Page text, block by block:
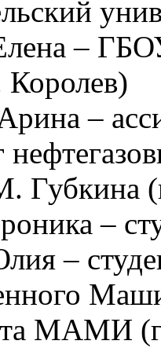
Елена –
Королев)
–
Губкина
–
–
МАМИ